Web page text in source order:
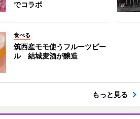
でコラボ
食べる
筑西産モモ使うフルーツビー
ル 結城麦酒が醸造
もっと見る